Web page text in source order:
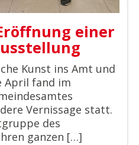
einer
Kunst ins Amt und
April fand im
Vernissage statt.
des
ganzen […]